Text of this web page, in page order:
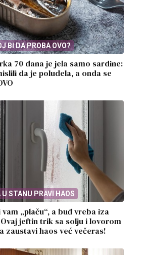
BI DA PROBA OVO?
70 dana je jela samo sardine:
da je poludela, a onda se
U STANU PRAVI HAOS
„plaču“, a buđ vreba iza
jeftin trik sa solju i lovorom
zaustavi haos već večeras!